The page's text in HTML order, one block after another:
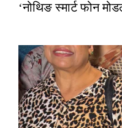
‘नोथिङ स्मार्ट फोन